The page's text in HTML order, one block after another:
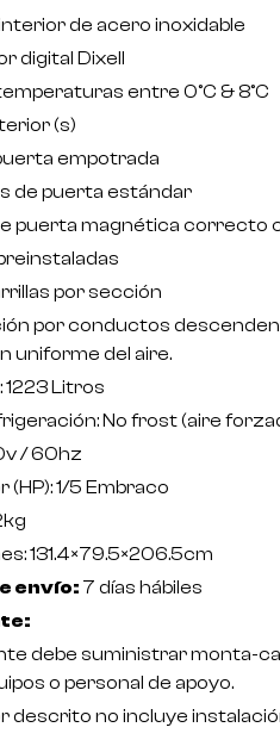
de acero inoxidable
digital Dixell
entre 0°C & 8°C
(s)
empotrada
de puerta estándar
puerta magnética correcto
por sección
por conductos
uniforme del aire.
1223 Litros
No frost (aire
/ 60hz
(HP): 1/5 Embraco
131.4×79.5×206.5cm
envío: 7 días hábiles
debe suministrar monta-
o personal de apoyo.
descrito no incluye